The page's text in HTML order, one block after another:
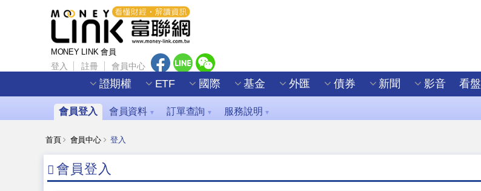
MONEY LINK 會員
登入 註冊 會員中心
證期權 ETF 國際 基金 外匯 債券 新聞 影音 看盤
會員登入 會員資料 ▼ 訂單查詢 ▼ 服務說明 ▼
首頁 會員中心 登入
會員登入